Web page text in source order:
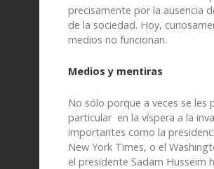
precisamente por la ausencia
de la sociedad. Hoy,
medios no funcionan.
Medios y mentiras
No sólo porque a veces se
particular en la víspera a la
importantes como la
New York Times, o el
el presidente Sadam Husseim